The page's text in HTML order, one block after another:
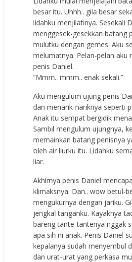
besar itu. Uhhh.. gila besar
lidahku menjilatinya. Sesekali
menggesek-gesekkan batang
mulutku dengan gemes. Aku
melumatnya. Pelan-pelan aku
penis Daniel.
“Mmm.. mmm.. enak sekali.”
Aku mengulum ujung penis
dan menarik-nariknya seperti
Anak itu sempat bergidik
Sambil mengulum ujungnya,
memainkan batang penisnya
oleh air liurku itu. Lidahku
liar.
Akhirnya penis Daniel
klimaksnya. Dan.. wow betul-
mengukurnya dengan jariku.
jengkal tanganku. Kayaknya
bareng tante-tantenya nggak
apa sih ni anak. Penis Daniel
kepalanya sudah menyembul
dan urat-urat yang perkasa